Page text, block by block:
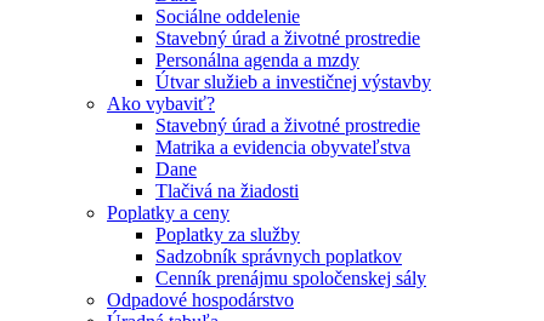
Sociálne oddelenie
Stavebný úrad a životné prostredie
Personálna agenda a mzdy
Útvar služieb a investičnej výstavby
Ako vybaviť?
Stavebný úrad a životné prostredie
Matrika a evidencia obyvateľstva
Dane
Tlačivá na žiadosti
Poplatky a ceny
Poplatky za služby
Sadzobník správnych poplatkov
Cenník prenájmu spoločenskej sály
Odpadové hospodárstvo